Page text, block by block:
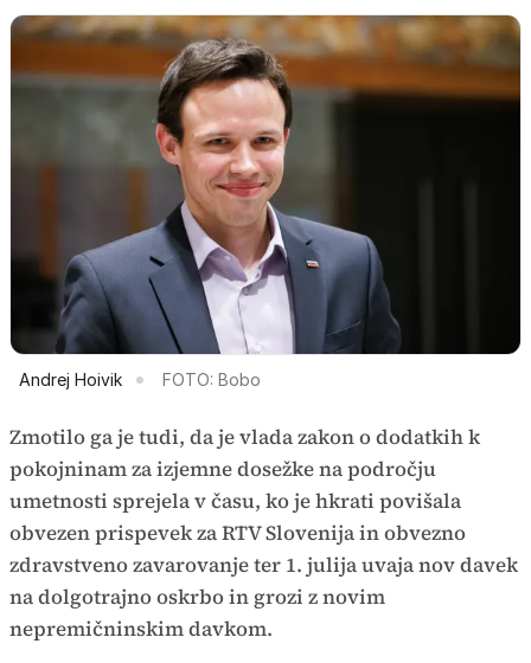
Andrej Hoivik FOTO: Bobo
Zmotilo ga je tudi, da je vlada zakon o dodatkih k
pokojninam za izjemne dosežke na področju
umetnosti sprejela v času, ko je hkrati povišala
obvezen prispevek za RTV Slovenija in obvezno
zdravstveno zavarovanje ter 1. julija uvaja nov davek
na dolgotrajno oskrbo in grozi z novim
nepremičninskim davkom.